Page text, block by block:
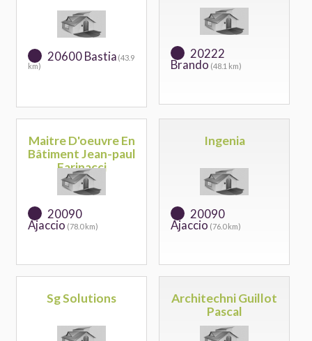
20600 Bastia (43.9
km)
20222
Brando (48.1 km)
Maitre D'oeuvre En
Bâtiment Jean-paul
Farinacci
20090
Ajaccio (78.0 km)
Ingenia
20090
Ajaccio (76.0 km)
Sg Solutions
Architechni Guillot
Pascal